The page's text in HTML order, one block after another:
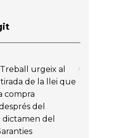
urgeix al
de la llei que
compra
del
del